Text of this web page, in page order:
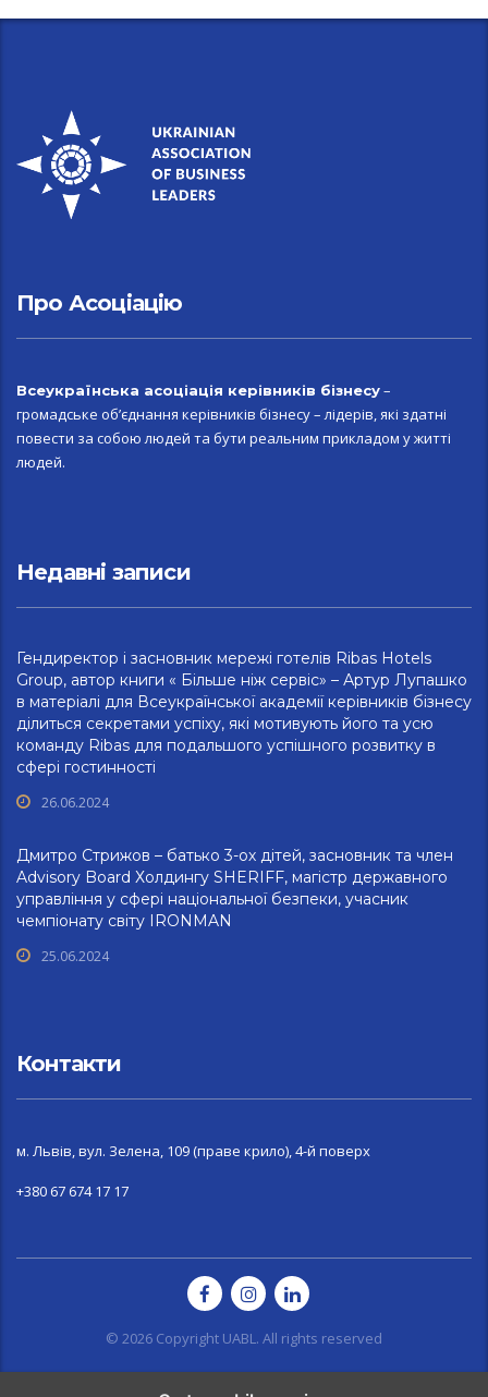
Про Асоціацію
Всеукраїнська асоціація керівників бізнесу–
громадське об’єднання керівників бізнесу – лідерів, які здатні
повести за собою людей та бути реальним прикладом у житті
людей.
Недавні записи
Гендиректор і засновник мережі готелів Ribas Hotels
Group, автор книги « Більше ніж сервіс» – Артур Лупашко
в матеріалі для Всеукраїнської академії керівників бізнесу
ділиться секретами успіху, які мотивують його та усю
команду Ribas для подальшого успішного розвитку в
сфері гостинності
26.06.2024
Дмитро Стрижов – батько 3-ох дітей, засновник та член
Advisory Board Холдингу SHERIFF, магістр державного
управління у сфері національної безпеки, учасник
чемпіонату світу IRONMAN
25.06.2024
Контакти
м. Львів, вул. Зелена, 109 (праве крило), 4-й поверх
+380 67 674 17 17
© 2026 Copyright UABL. All rights reserved